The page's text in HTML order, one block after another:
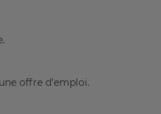
offre d'emploi.